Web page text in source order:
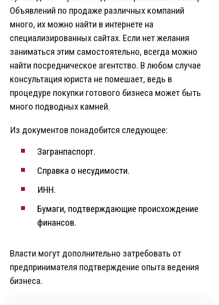
Объявлений по продаже различных компаний
много, их можно найти в интернете на
специализированных сайтах. Если нет желания
заниматься этим самостоятельно, всегда можно
найти посредническое агентство. В любом случае
консультация юриста не помешает, ведь в
процедуре покупки готового бизнеса может быть
много подводных камней.
Из документов понадобится следующее:
Загранпаспорт.
Справка о несудимости.
ИНН.
Бумаги, подтверждающие происхождение
финансов.
Власти могут дополнительно затребовать от
предпринимателя подтверждение опыта ведения
бизнеса.